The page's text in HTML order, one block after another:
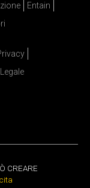
Entain
CREARE